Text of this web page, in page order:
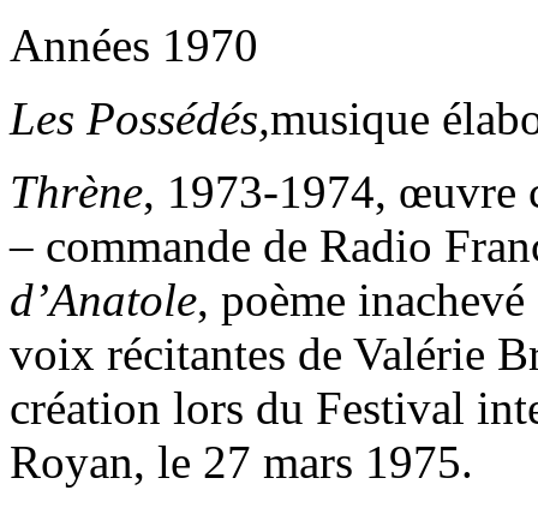
Années 1970
Les Possédés,musique
Thrène, 1973-1974, œuvre
– commande de Radio
d’Anatole, poème
voix récitantes de Valérie
création lors du Festival
Royan, le 27 mars 1975.